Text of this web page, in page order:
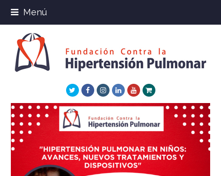
Menú
TwitterFacebookInstagram
LinkedInYoutube
Xing